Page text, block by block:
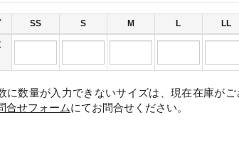
SS S M L LL
に数量が入力できないサイズは、現在在庫が
合せフォームにてお問合せください。